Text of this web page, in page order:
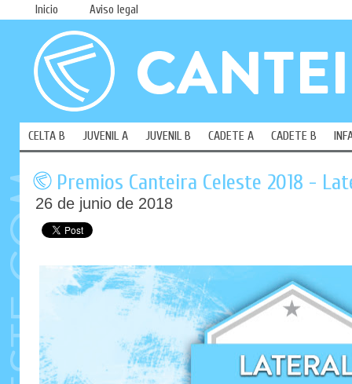
Inicio Aviso legal
CELTA B JUVENIL A JUVENIL B CADETE A CADETE B
Premios Canteira Celeste 2018 -
26 de junio de 2018